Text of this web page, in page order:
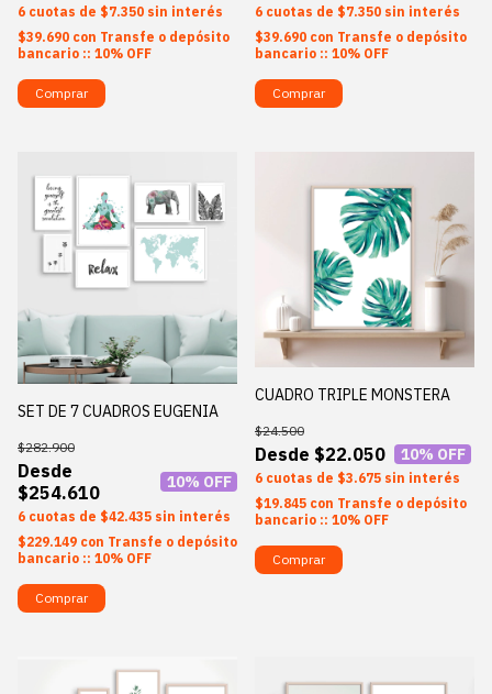
6 $7.350 sin interés
$39.690 con Transfe o depósito
bancario :: 10% OFF
Comprar
6 $7.350 sin interés
$39.690 con Transfe o depósito
bancario :: 10% OFF
Comprar
SET DE 7 CUADROS EUGENIA
$254.610
$282.900
10% OFF
6 $42.435 sin interés
$229.149 con Transfe o depósito
bancario :: 10% OFF
Comprar
CUADRO TRIPLE MONSTERA
$22.050
$24.500
10% OFF
6 $3.675 sin interés
$19.845 con Transfe o depósito
bancario :: 10% OFF
Comprar